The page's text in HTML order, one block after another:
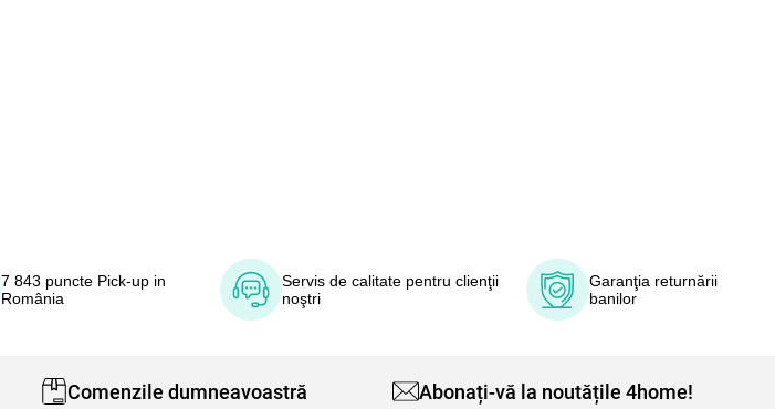
7 843 puncte Pick-up in
România
Servis de calitate pentru clienţii
noştri
Garanţia returnării
banilor
Comenzile dumneavoastră Abonați-vă la noutățile 4home!